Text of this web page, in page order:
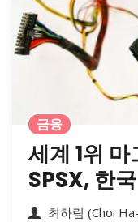
금융
세계 1위
SPSX, 한
최하림 (Choi